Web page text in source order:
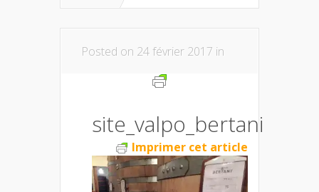
Posted on 24 février 2017 in
site_valpo_bertani
Imprimer cet article